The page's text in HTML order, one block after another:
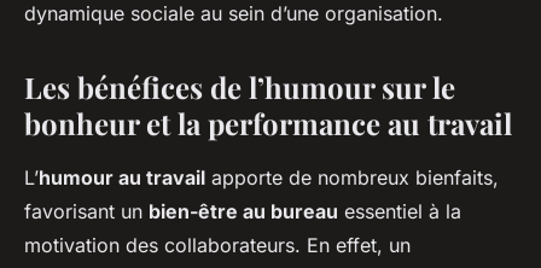
dynamique sociale au sein d’une organisation.
Les bénéfices de l’humour sur le
bonheur et la performance au travail
L’humour au travail apporte de nombreux bienfaits,
favorisant un bien-être au bureau essentiel à la
motivation des collaborateurs. En effet, un